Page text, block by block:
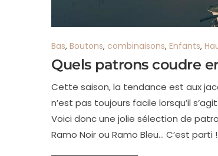
Bas, Boutons, combinaisons, Enfants,
Quels patrons coudre
Cette saison, la tendance est aux
n’est pas toujours facile lorsqu’il
Voici donc une jolie sélection de
Ramo Noir ou Ramo Bleu… C’est parti !